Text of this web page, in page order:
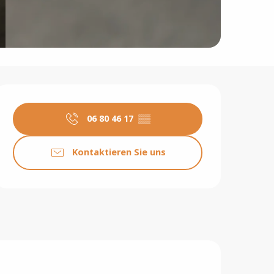
Öffnungszeiten &
06 80 46 17 ▒▒
Kontaktieren Sie uns